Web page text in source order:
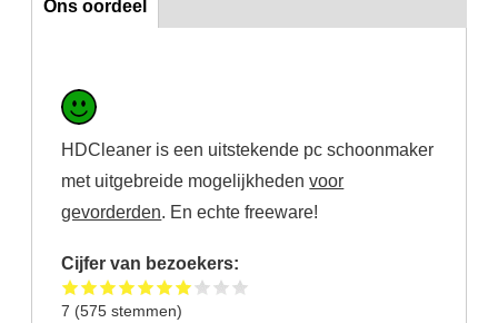
Ons oordeel
HDCleaner is een uitstekende pc schoonmaker
met uitgebreide mogelijkhedenvoor
gevorderden. En echte freeware!
Cijfer van bezoekers:
7 (575 stemmen)